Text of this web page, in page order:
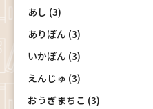
あし (3)
ありぽん (3)
いかぽん (3)
えんじゅ (3)
おうぎまちこ (3)